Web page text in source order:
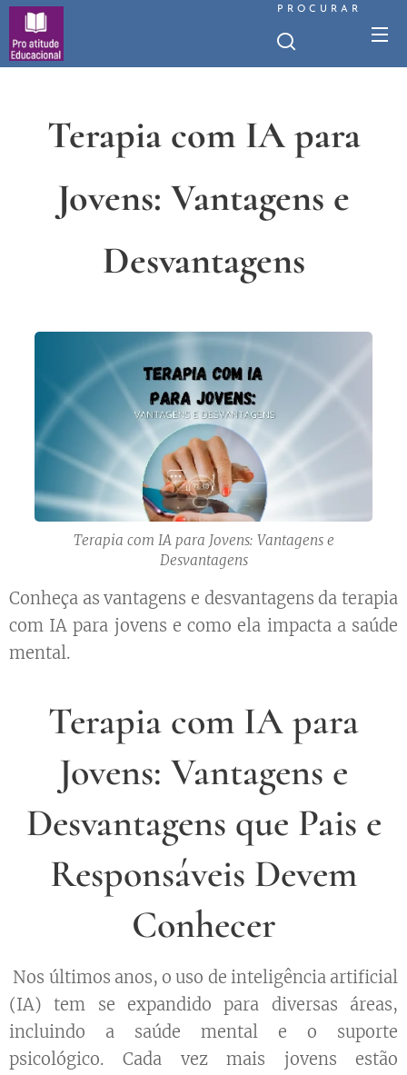
PROCURAR
Terapia com IA para
Jovens: Vantagens e
Desvantagens
Terapia com IA para Jovens: Vantagens e
Desvantagens
Conheça as vantagens e desvantagens da terapia
com IA para jovens e como ela impacta a saúde
mental.
Terapia com IA para
Jovens: Vantagens e
Desvantagens que Pais e
Responsáveis Devem
Conhecer
Nos últimos anos, o uso de inteligência artificial
(IA) tem se expandido para diversas áreas,
incluindo a saúde mental e o suporte
psicológico. Cada vez mais jovens estão